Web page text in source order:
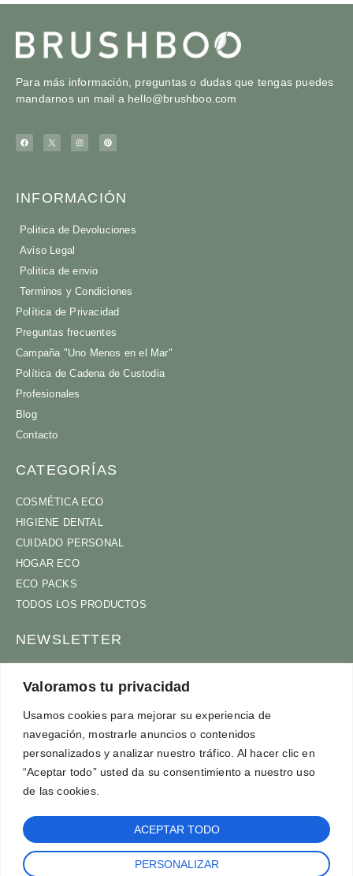
Valoramos tu privacidad
Usamos cookies para mejorar su experiencia de
navegación, mostrarle anuncios o contenidos
personalizados y analizar nuestro tráfico. Al hacer clic en
“Aceptar todo” usted da su consentimiento a nuestro uso
de las cookies.
PERSONALIZAR
ACEPTAR TODO
Para más información, preguntas o dudas que tengas puedes
mandarnos un mail a hello@brushboo.com
INFORMACIÓN
Politica de Devoluciones
Aviso Legal
Politica de envio
Terminos y Condiciones
Política de Privacidad
Preguntas frecuentes
Campaña "Uno Menos en el Mar"
Política de Cadena de Custodia
Profesionales
Blog
Contacto
CATEGORÍAS
COSMÉTICA ECO
HIGIENE DENTAL
CUIDADO PERSONAL
HOGAR ECO
ECO PACKS
TODOS LOS PRODUCTOS
NEWSLETTER
ACEPTOTÉRMINOS Y CONDICIONES
SUSCRÍBETE